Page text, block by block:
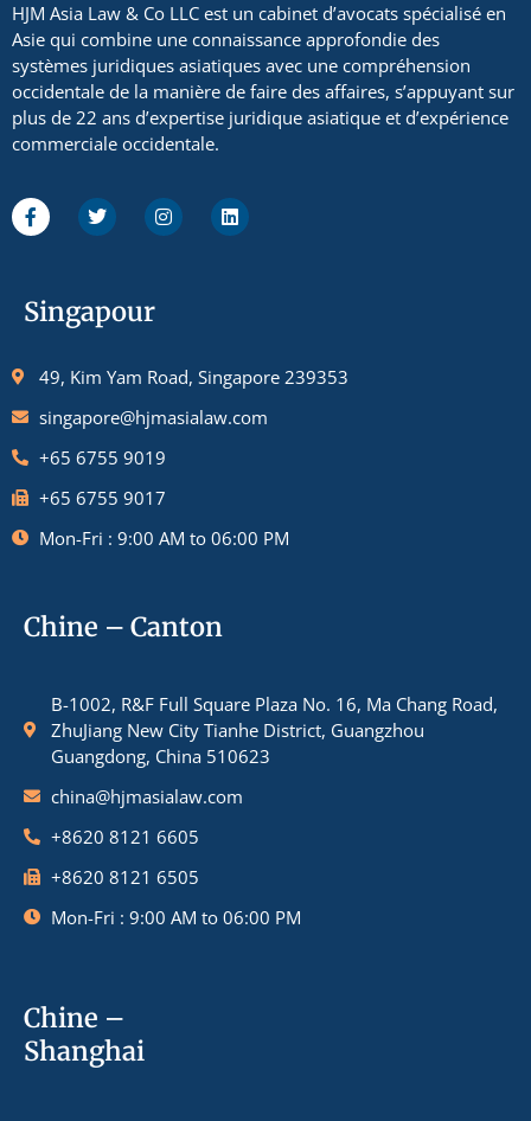
HJM Asia Law & Co LLC est un cabinet d’avocats spécialisé en
Asie qui combine une connaissance approfondie des
systèmes juridiques asiatiques avec une compréhension
occidentale de la manière de faire des affaires, s’appuyant sur
plus de 22 ans d’expertise juridique asiatique et d’expérience
commerciale occidentale.
Singapour
49, Kim Yam Road, Singapore 239353
singapore@hjmasialaw.com
+65 6755 9019
+65 6755 9017
Mon-Fri : 9:00 AM to 06:00 PM
Chine – Canton
B-1002, R&F Full Square Plaza No. 16, Ma Chang Road,
ZhuJiang New City Tianhe District, Guangzhou
Guangdong, China 510623
china@hjmasialaw.com
+8620 8121 6605
+8620 8121 6505
Mon-Fri : 9:00 AM to 06:00 PM
Chine –
Shanghai